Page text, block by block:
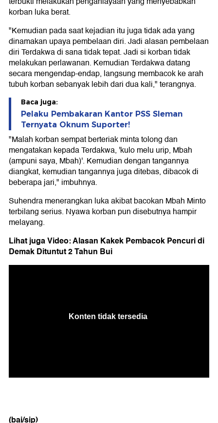
korban luka berat.
"Kemudian pada saat kejadian itu juga tidak ada yang
dinamakan upaya pembelaan diri. Jadi alasan pembelaan
diri Terdakwa di sana tidak tepat. Jadi si korban tidak
melakukan perlawanan. Kemudian Terdakwa datang
secara mengendap-endap, langsung membacok ke arah
tubuh korban sebanyak lebih dari dua kali," terangnya.
Baca juga:
Pelaku Pembakaran Kantor PSS Sleman
Ternyata Oknum Suporter!
"Malah korban sempat berteriak minta tolong dan
mengatakan kepada Terdakwa, 'kulo melu urip, Mbah
(ampuni saya, Mbah)'. Kemudian dengan tangannya
diangkat, kemudian tangannya juga ditebas, dibacok di
beberapa jari," imbuhnya.
Suhendra menerangkan luka akibat bacokan Mbah Minto
terbilang serius. Nyawa korban pun disebutnya hampir
melayang.
Lihat juga Video: Alasan Kakek Pembacok Pencuri di
Demak Dituntut 2 Tahun Bui
(bai/sip)